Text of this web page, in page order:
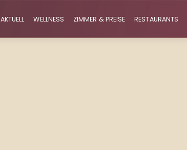
AKTUELL WELLNESS ZIMMER & PREISE RESTAURANTS